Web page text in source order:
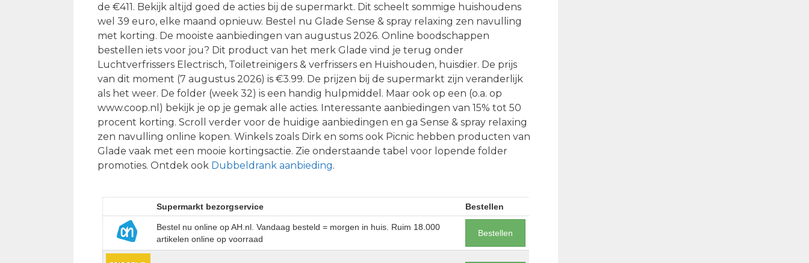
de €411. Bekijk altijd goed de acties bij de supermarkt. Dit scheelt sommige huishoudens
wel 39 euro, elke maand opnieuw. Bestel nu Glade Sense & spray relaxing zen navulling
met korting. De mooiste aanbiedingen van augustus 2026. Online boodschappen
bestellen iets voor jou? Dit product van het merk Glade vind je terug onder
Luchtverfrissers Electrisch, Toiletreinigers & verfrissers en Huishouden, huisdier. De prijs
van dit moment (7 augustus 2026) is €3.99. De prijzen bij de supermarkt zijn veranderlijk
als het weer. De folder (week 32) is een handig hulpmiddel. Maar ook op een (o.a. op
www.coop.nl) bekijk je op je gemak alle acties. Interessante aanbiedingen van 15% tot 50
procent korting. Scroll verder voor de huidige aanbiedingen en ga Sense & spray relaxing
zen navulling online kopen. Winkels zoals Dirk en soms ook Picnic hebben producten van
Glade vaak met een mooie kortingsactie. Zie onderstaande tabel voor lopende folder
promoties. Ontdek ook Dubbeldrank aanbieding.
Supermarkt bezorgservice Bestellen
Bestel nu online op AH.nl. Vandaag besteld = morgen in huis. Ruim 18.000
artikelen online op voorraad
Bestellen